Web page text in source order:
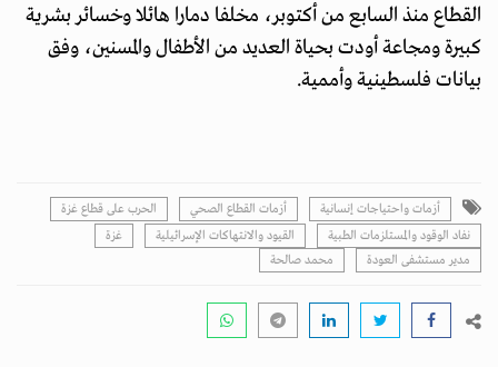
القطاع منذ السابع من أكتوبر، مخلفا دمارا هائلا وخسائر بشرية
كبيرة ومجاعة أودت بحياة العديد من الأطفال والمسنين، وفق
بيانات فلسطينية وأممية.
أزمات واحتياجات إنسانية أزمات القطاع الصحي
الحرب على قطاع غزة
نفاد الوقود والمستلزمات الطبية
القيود والانتهاكات الإسرائيلية
غزة
مدير مستشفى العودة
محمد صالحة